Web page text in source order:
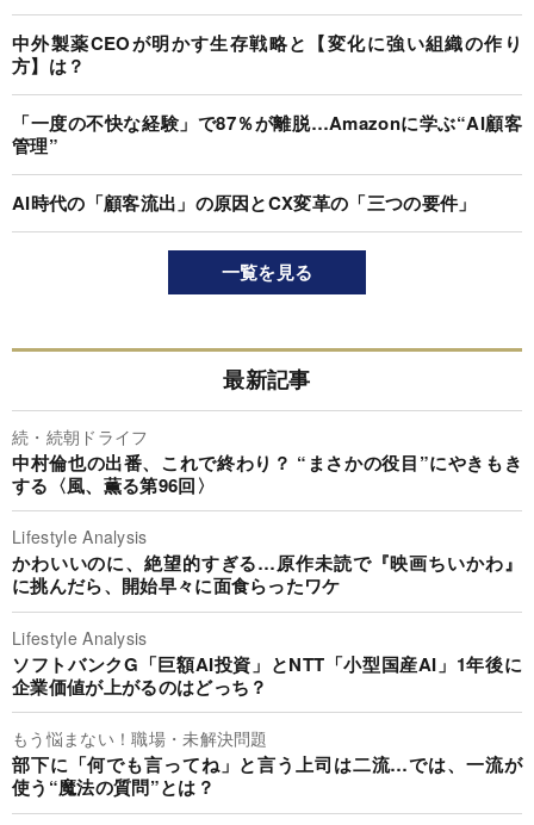
中外製薬CEOが明かす生存戦略と【変化に強い組織の作り
方】は？
「一度の不快な経験」で87％が離脱…Amazonに学ぶ“AI顧客
管理”
AI時代の「顧客流出」の原因とCX変革の「三つの要件」
一覧を見る
最新記事
続・続朝ドライフ
中村倫也の出番、これで終わり？ “まさかの役目”にやきもき
する〈風、薫る第96回〉
Lifestyle Analysis
かわいいのに、絶望的すぎる…原作未読で『映画ちいかわ』
に挑んだら、開始早々に面食らったワケ
Lifestyle Analysis
ソフトバンクG「巨額AI投資」とNTT「小型国産AI」1年後に
企業価値が上がるのはどっち？
もう悩まない！職場・未解決問題
部下に「何でも言ってね」と言う上司は二流…では、一流が
使う“魔法の質問”とは？